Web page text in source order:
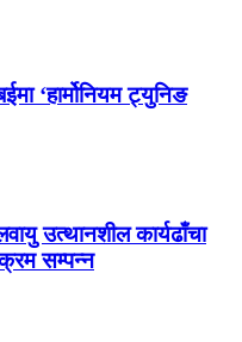
‘हार्मोनियम ट्युनिङ
उत्थानशील कार्यढाँचा
सम्पन्न